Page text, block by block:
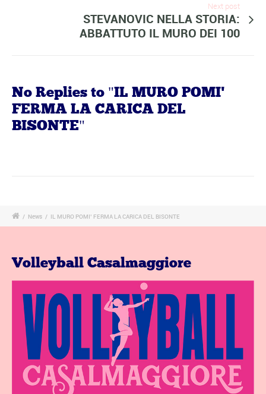
Next post
STEVANOVIC NELLA STORIA:
ABBATTUTO IL MURO DEI 100
No Replies to "IL MURO POMI'
FERMA LA CARICA DEL
BISONTE"
/ News / IL MURO POMI’ FERMA LA CARICA DEL BISONTE
Volleyball Casalmaggiore